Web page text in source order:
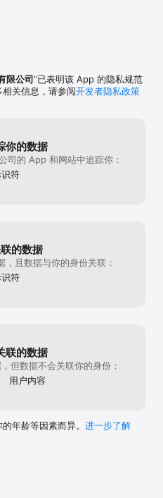
限公司”已表明该 App 的隐私规范
关信息，请参阅开发者隐私政策
你的数据
司的 App 和网站中追踪你：
符
的数据
且数据与你的身份关联：
符
联的数据
但数据不会关联你的身份：
用户内容
年龄等因素而异。 进一步了解